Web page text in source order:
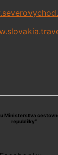
Ministerstva
republiky“